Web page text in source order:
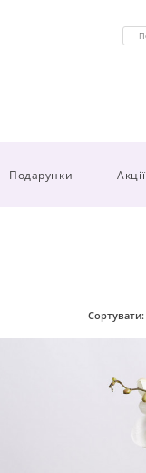
Подарунки Акції
Сортувати: